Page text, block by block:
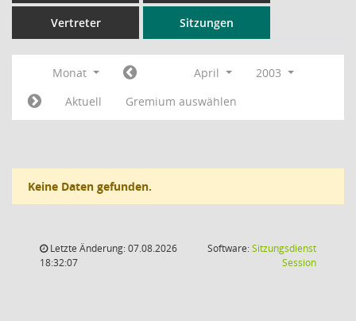
Vertreter Sitzungen
Monat April
2003
Aktuell
Gremium auswählen
Keine Daten gefunden.
Letzte Änderung: 07.08.2026
18:32:07
Software:Sitzungsdienst
Session(Wird in